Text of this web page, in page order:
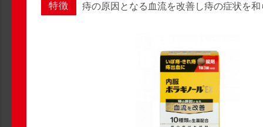
特徴 痔の原因となる血流を改善し痔の症状を和